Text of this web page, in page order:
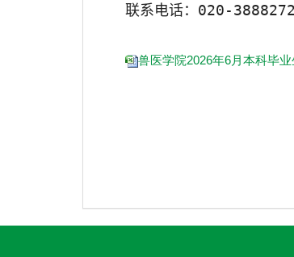
联系电话： 020-
兽医学院2026年6月本科毕